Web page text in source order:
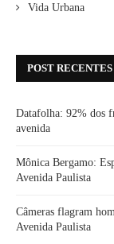
Vida Urbana
POST RECENTES
Datafolha: 92% dos
avenida
Mônica Bergamo:
Avenida Paulista
Câmeras flagram
Avenida Paulista